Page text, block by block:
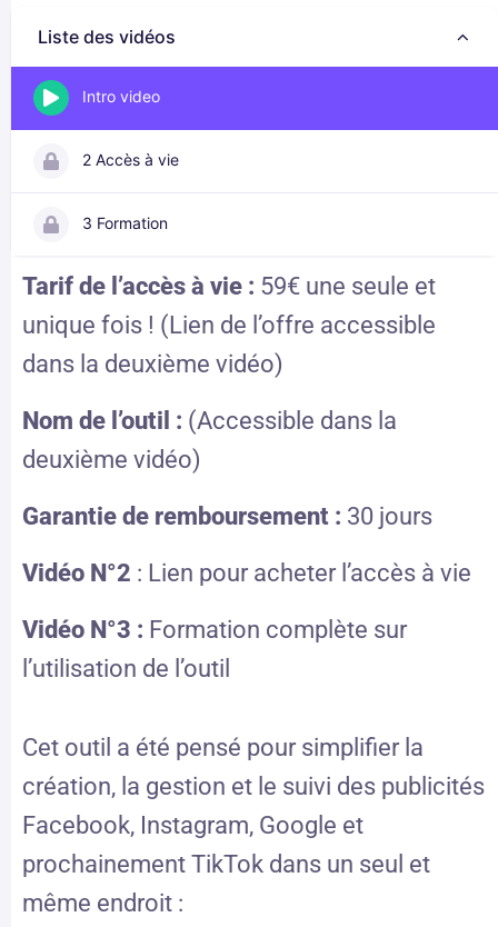
Liste des vidéos
Intro video
2 Accès à vie
3 Formation
Tarif de l’accès à vie : 59€ une seule et
unique fois ! (Lien de l’offre accessible
dans la deuxième vidéo)
Nom de l’outil : (Accessible dans la
deuxième vidéo)
Garantie de remboursement : 30 jours
Vidéo N°2 : Lien pour acheter l’accès à vie
Vidéo N°3 : Formation complète sur
l’utilisation de l’outil
Cet outil a été pensé pour simplifier la
création, la gestion et le suivi des publicités
Facebook, Instagram, Google et
prochainement TikTok dans un seul et
même endroit :